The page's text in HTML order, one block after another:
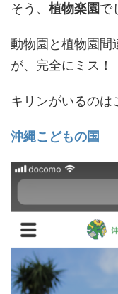
そう、 植物楽園で
動物園と植物園間
が、完全にミス！
キリンがいるのは
沖縄こどもの国